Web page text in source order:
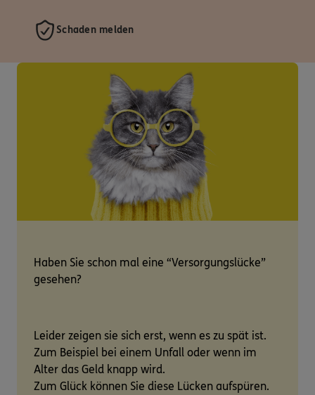
Schaden melden
Haben Sie schon mal eine “Versorgungslücke”
gesehen?
Leider zeigen sie sich erst, wenn es zu spät ist.
Zum Beispiel bei einem Unfall oder wenn im
Alter das Geld knapp wird.
Zum Glück können Sie diese Lücken aufspüren.